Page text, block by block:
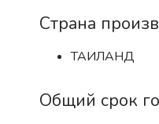
Страна
ТАИЛАНД
Общий срок